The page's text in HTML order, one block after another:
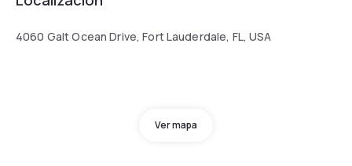
4060 Galt Ocean Drive, Fort Lauderdale, FL, USA
Ver mapa